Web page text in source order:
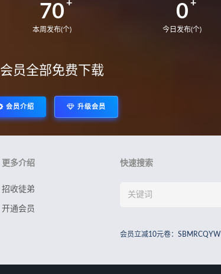
70
本周发布(个)
0
今日发布(个)
会员全部免费下载
会员介绍 升级会员
更多介绍
招收徒弟
开通会员
快速搜索
会员立减10元卷：SBMRCQYW